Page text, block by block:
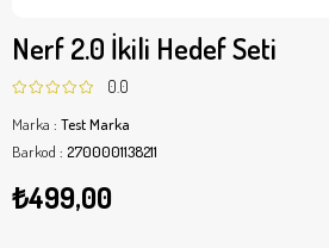
Nerf 2.0 İkili Hedef Seti
0.0
Marka : Test Marka
Barkod : 2700001138211
₺499,00